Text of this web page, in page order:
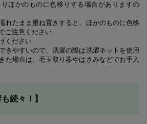
ほかのものに色移りする場合がありますの
れたまま重ね置きすると、ほかのものに色移
ご注意ください
ください
きやすいので、洗濯の際は洗濯ネットを使用
た場合は、毛玉取り器やはさみなどでお手入
続々！】